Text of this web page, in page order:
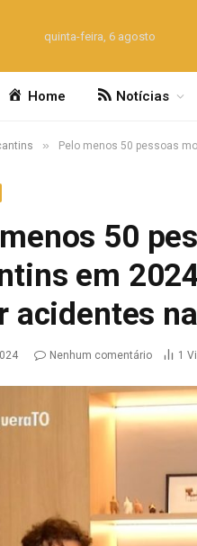
quinta-feira, 6 agosto
Home Notícias
» Pelo menos 50 pessoas
50
em
acidentes
Nenhum comentário 1